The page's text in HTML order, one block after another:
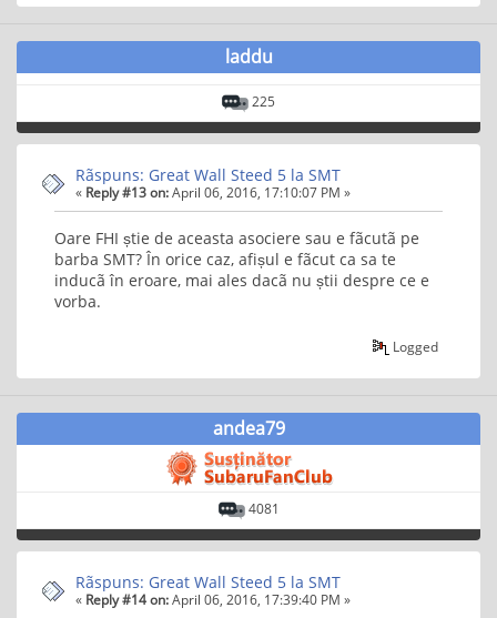
laddu
225
Rãspuns: Great Wall Steed 5 la SMT
« Reply #13 on:April 06, 2016, 17:10:07 PM »
Oare FHI știe de aceasta asociere sau e fãcutã pe
barba SMT? În orice caz, afișul e fãcut ca sa te
inducã în eroare, mai ales dacã nu știi despre ce e
vorba.
Logged
andea79
4081
Rãspuns: Great Wall Steed 5 la SMT
« Reply #14 on:April 06, 2016, 17:39:40 PM »